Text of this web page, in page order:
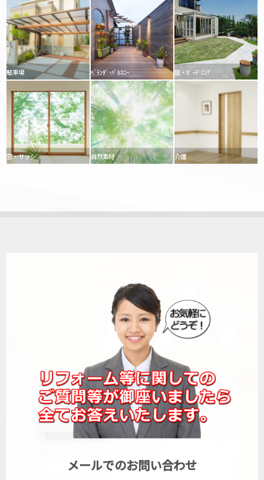
駐車場 ﾍﾞﾗﾝﾀﾞ･ﾊﾞﾙｺﾆｰ 庭・ｶﾞｰﾃﾞﾆﾝｸﾞ
窓・サッシ 自然素材 介護
メールでのお問い合わせ